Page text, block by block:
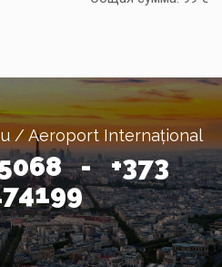
/ Aeroport Internațional
- +373